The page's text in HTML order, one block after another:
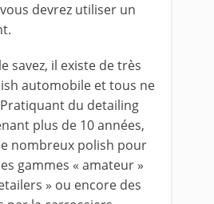
devrez utiliser un
savez, il existe de très
automobile et tous ne
du detailing
plus de 10 années,
nombreux polish pour
gammes « amateur »
» ou encore des